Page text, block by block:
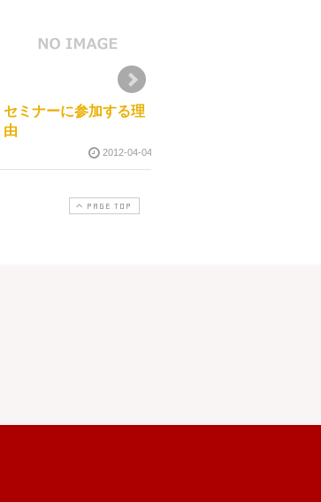
セミナーに参加する理
由
2012-04-04
PAGE TOP